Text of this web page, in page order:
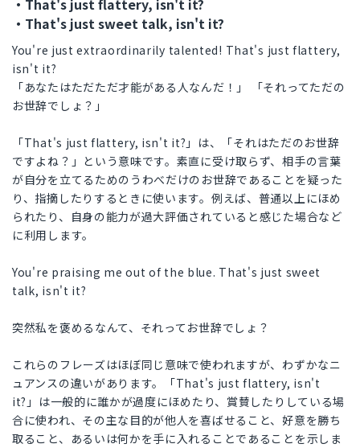
・That's just flattery, isn't it?
・That's just sweet talk, isn't it?
You're just extraordinarily talented! That's just flattery,
isn't it?
「あなたはただただ才能がある人なんだ！」 「それってただの
お世辞でしょ？」
「That's just flattery, isn't it?」は、「それはただのお世辞
ですよね？」という意味です。素直に受け取らず、相手の言葉
が自分を立てるためのうわべだけのお世辞であることを疑った
り、指摘したりするときに使います。例えば、普通以上にほめ
られたり、自身の能力が過大評価されていると感じた場合など
に利用します。
You're praising me out of the blue. That's just sweet
talk, isn't it?
突然私を褒めるなんて、それってお世辞でしょ？
これらのフレーズはほぼ同じ意味で使われますが、わずかなニ
ュアンスの違いがあります。「That's just flattery, isn't
it?」は一般的に誰かが過度にほめたり、賞賛したりしている場
合に使われ、その主な目的が他人を喜ばせること、好意を勝ち
取ること、あるいは何かを手に入れることであることを示しま